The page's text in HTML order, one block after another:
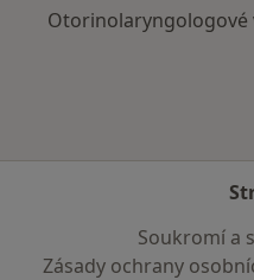
Otorinolaryngologové
Soukromí a
Zásady ochrany